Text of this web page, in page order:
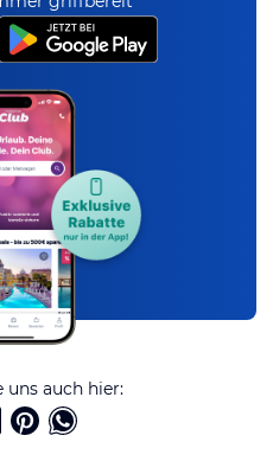
uns auch hier: